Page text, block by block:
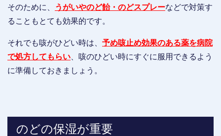
そのために、 うがいやのど飴・のどスプレーなどで対策す
ることもとても効果的です。
それでも咳がひどい時は、 予め咳止め効果のある薬を病院
で処方してもらい 、咳のひどい時にすぐに服用できるよう
に準備しておきましょう。
のどの保湿が重要